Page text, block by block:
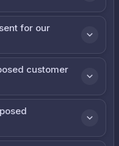
for our
customer